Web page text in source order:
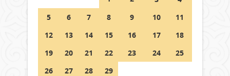
РУСЛАН РҮСТЕМҰЛЫ ОБЛЫС
ӘКІМІНІҢ КЕҢЕСШІСІ БОЛЫП
ТАҒАЙЫНДАЛДЫ
100
5
6 7 8 9 10
11
12
13 14 15 16 17
18
19
20 21 22 23 24
25
26
27 28 29